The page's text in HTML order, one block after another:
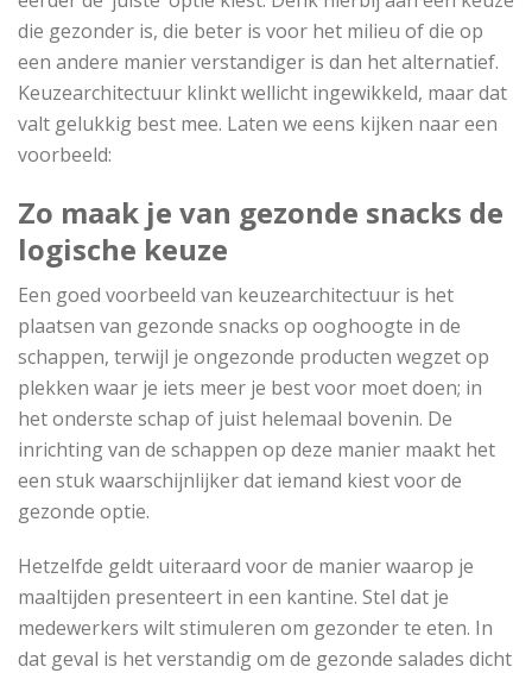
die gezonder is, die beter is voor het milieu of die op
een andere manier verstandiger is dan het alternatief.
Keuzearchitectuur klinkt wellicht ingewikkeld, maar dat
valt gelukkig best mee. Laten we eens kijken naar een
voorbeeld:
Zo maak je van gezonde snacks de
logische keuze
Een goed voorbeeld van keuzearchitectuur is het
plaatsen van gezonde snacks op ooghoogte in de
schappen, terwijl je ongezonde producten wegzet op
plekken waar je iets meer je best voor moet doen; in
het onderste schap of juist helemaal bovenin. De
inrichting van de schappen op deze manier maakt het
een stuk waarschijnlijker dat iemand kiest voor de
gezonde optie.
Hetzelfde geldt uiteraard voor de manier waarop je
maaltijden presenteert in een kantine. Stel dat je
medewerkers wilt stimuleren om gezonder te eten. In
dat geval is het verstandig om de gezonde salades dicht